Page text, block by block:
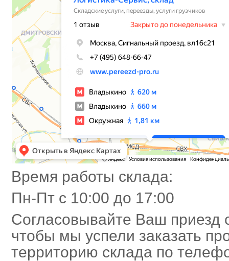
Время работы склада:
Пн-Пт с 10:00 до 17:00
Согласовывайте Ваш приезд
чтобы мы успели заказать
территорию склада по